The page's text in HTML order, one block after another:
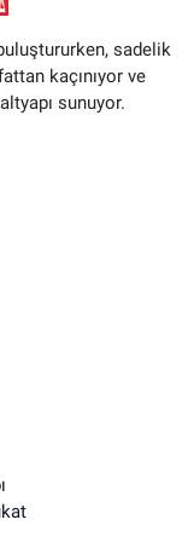
sadelik
kaçınıyor ve
sunuyor.